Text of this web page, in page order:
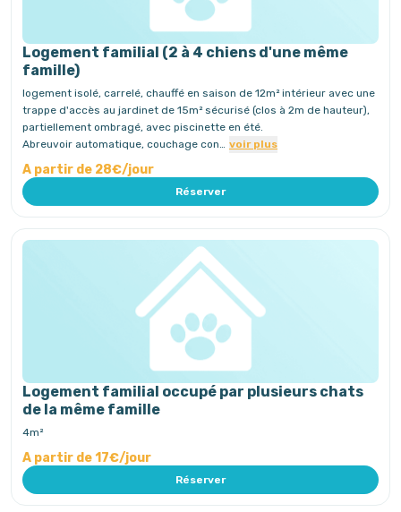
Logement familial (2 à 4 chiens d'une même
famille)
logement isolé, carrelé, chauffé en saison de 12m² intérieur avec une
trappe d'accès au jardinet de 15m² sécurisé (clos à 2m de hauteur),
partiellement ombragé, avec piscinette en été.
Abreuvoir automatique, couchage con… voir plus
A partir de 28€/jour
Réserver
Logement familial occupé par plusieurs chats
de la même famille
4m²
A partir de 17€/jour
Réserver